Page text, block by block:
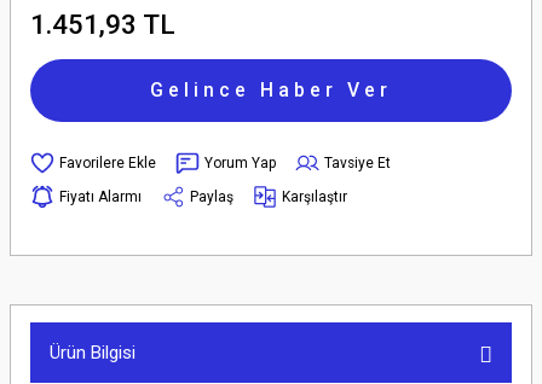
1.451,93 TL
Gelince Haber Ver
Yorum Yap
Tavsiye Et
Fiyatı Alarmı
Paylaş Karşılaştır
Ürün Bilgisi